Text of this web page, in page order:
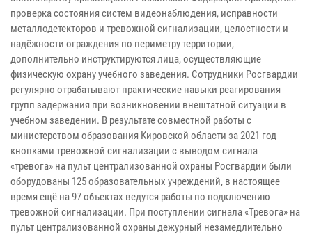
проверка состояния систем видеонаблюдения, исправности
металлодетекторов и тревожной сигнализации, целостности и
надёжности ограждения по периметру территории,
дополнительно инструктируются лица, осуществляющие
физическую охрану учебного заведения. Сотрудники Росгвардии
регулярно отрабатывают практические навыки реагирования
групп задержания при возникновении внештатной ситуации в
учебном заведении. В результате совместной работы с
министерством образования Кировской области за 2021 год
кнопками тревожной сигнализации с выводом сигнала
«тревога» на пульт централизованной охраны Росгвардии были
оборудованы 125 образовательных учреждений, в настоящее
время ещё на 97 объектах ведутся работы по подключению
тревожной сигнализации. При поступлении сигнала «Тревога» на
пульт централизованной охраны дежурный незамедлительно